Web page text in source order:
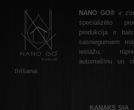
NANO GO® ir
specializēto
produkcija ir
sasniegumiem
iestāžu,
automašīnu un
tīrīšanai.
KANAKS SIA